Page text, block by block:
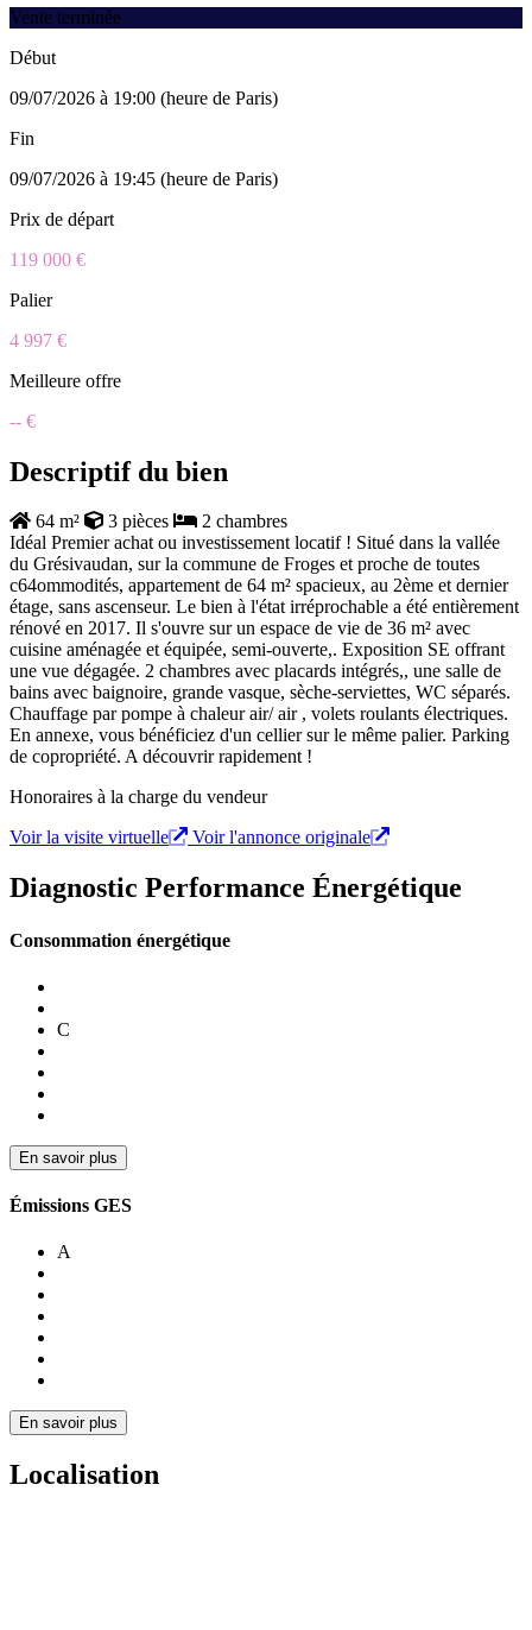
Vente terminée
Début
09/07/2026 à 19:00 (heure de Paris)
Fin
09/07/2026 à 19:45 (heure de Paris)
Prix de départ
119 000 €
Palier
4 997 €
Meilleure offre
-- €
Descriptif du bien
64 m² 3 pièces
2 chambres
Idéal Premier achat ou investissement locatif ! Situé dans la vallée
du Grésivaudan, sur la commune de Froges et proche de toutes
c64ommodités, appartement de 64 m² spacieux, au 2ème et dernier
étage, sans ascenseur. Le bien à l'état irréprochable a été entièrement
rénové en 2017. Il s'ouvre sur un espace de vie de 36 m² avec
cuisine aménagée et équipée, semi-ouverte,. Exposition SE offrant
une vue dégagée. 2 chambres avec placards intégrés,, une salle de
bains avec baignoire, grande vasque, sèche-serviettes, WC séparés.
Chauffage par pompe à chaleur air/ air , volets roulants électriques.
En annexe, vous bénéficiez d'un cellier sur le même palier. Parking
de copropriété. A découvrir rapidement !
Honoraires à la charge du vendeur
Voir la visite virtuelle
Voir l'annonce originale
Diagnostic Performance Énergétique
Consommation énergétique
C
En savoir plus
Émissions GES
A
En savoir plus
Localisation